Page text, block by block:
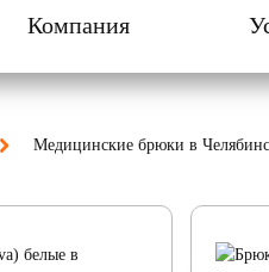
Компания
Медицинские брюки в